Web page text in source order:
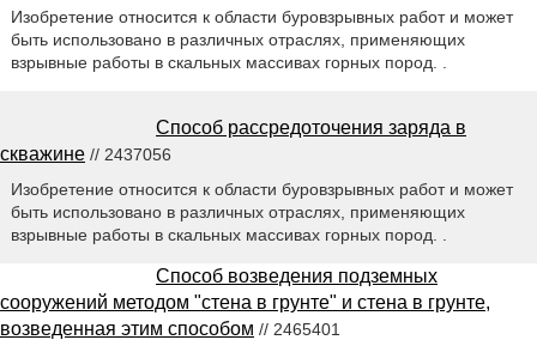
Изобретение относится к области буровзрывных работ и может
быть использовано в различных отраслях, применяющих
взрывные работы в скальных массивах горных пород. .
Способ рассредоточения заряда в
скважине // 2437056
Изобретение относится к области буровзрывных работ и может
быть использовано в различных отраслях, применяющих
взрывные работы в скальных массивах горных пород. .
Способ возведения подземных
сооружений методом "стена в грунте" и стена в грунте,
возведенная этим способом // 2465401